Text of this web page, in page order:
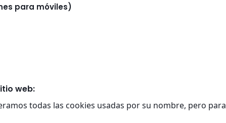
para móviles)
web:
todas las cookies usadas por su nombre, pero para